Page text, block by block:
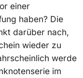
einer
haben? Die
darüber nach,
wieder zu
werde
im